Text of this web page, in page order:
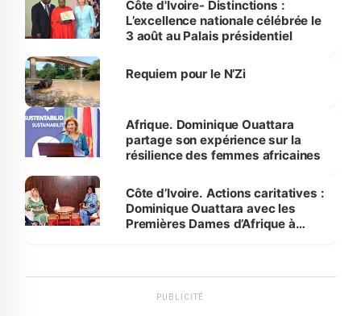
Côte d'Ivoire- Distinctions :
L’excellence nationale célébrée le
3 août au Palais présidentiel
Requiem pour le N’Zi
Afrique. Dominique Ouattara
partage son expérience sur la
résilience des femmes africaines
Côte d’Ivoire. Actions caritatives :
Dominique Ouattara avec les
Premières Dames d’Afrique à
PUBLICITÉ